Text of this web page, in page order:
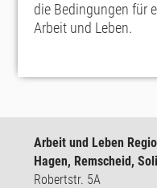
die Bedingungen für
Arbeit und Leben.
Arbeit und Leben
Hagen, Remscheid,
Robertstr. 5A